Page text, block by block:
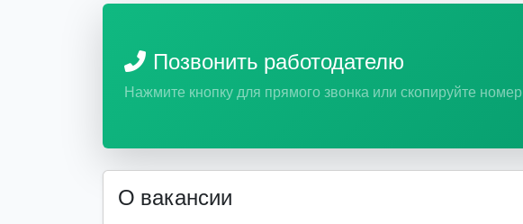
Позвонить работодателю
Нажмите кнопку для прямого звонка или скопируйте номер
О вакансии